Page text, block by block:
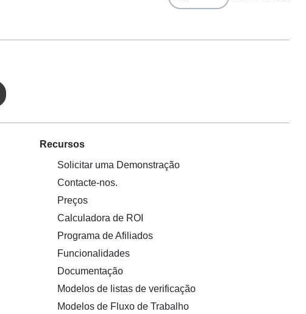
Recursos
Solicitar uma Demonstração
Contacte-nos.
Preços
Calculadora de ROI
Programa de Afiliados
Funcionalidades
Documentação
Modelos de listas de verificação
Modelos de Fluxo de Trabalho